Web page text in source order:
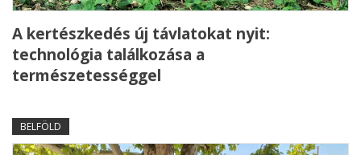
A kertészkedés új távlatokat nyit:
technológia találkozása a
természetességgel
BELFÖLD